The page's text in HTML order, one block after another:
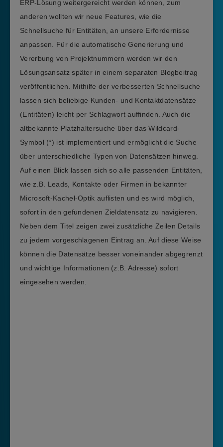
ERP-Lösung weitergereicht werden können, zum
anderen wollten wir neue Features, wie die
Schnellsuche für Entitäten, an unsere Erfordernisse
anpassen. Für die automatische Generierung und
Vererbung von Projektnummern werden wir den
Lösungsansatz später in einem separaten Blogbeitrag
veröffentlichen. Mithilfe der verbesserten Schnellsuche
lassen sich beliebige Kunden- und Kontaktdatensätze
(Entitäten) leicht per Schlagwort auffinden. Auch die
altbekannte Platzhaltersuche über das Wildcard-
Symbol (*) ist implementiert und ermöglicht die Suche
über unterschiedliche Typen von Datensätzen hinweg.
Auf einen Blick lassen sich so alle passenden Entitäten,
wie z.B. Leads, Kontakte oder Firmen in bekannter
Microsoft-Kachel-Optik auflisten und es wird möglich,
sofort in den gefundenen Zieldatensatz zu navigieren.
Neben dem Titel zeigen zwei zusätzliche Zeilen Details
zu jedem vorgeschlagenen Eintrag an. Auf diese Weise
können die Datensätze besser voneinander abgegrenzt
und wichtige Informationen (z.B. Adresse) sofort
eingesehen werden.